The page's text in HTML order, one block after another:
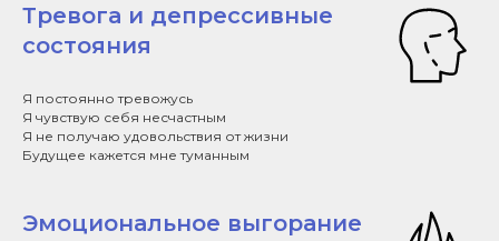
Тревога и депрессивные
состояния
Я постоянно тревожусь
Я чувствую себя несчастным
Я не получаю удовольствия от жизни
Будущее кажется мне туманным
Эмоциональное выгорание